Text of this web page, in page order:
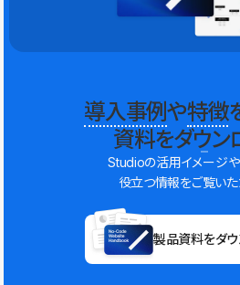
導入事例や特徴
資料をダウン
Studioの活用イメージ
役立つ情報をご覧いた
製品資料をダウ